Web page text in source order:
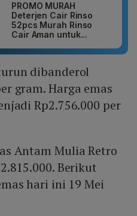
PROMO MURAH
Deterjen Cair Rinso
52pcs Murah Rinso
Cair Aman untuk...
dibanderol
gram. Harga emas
Rp2.756.000 per
Antam Mulia Retro
Berikut
hari ini 19 Mei